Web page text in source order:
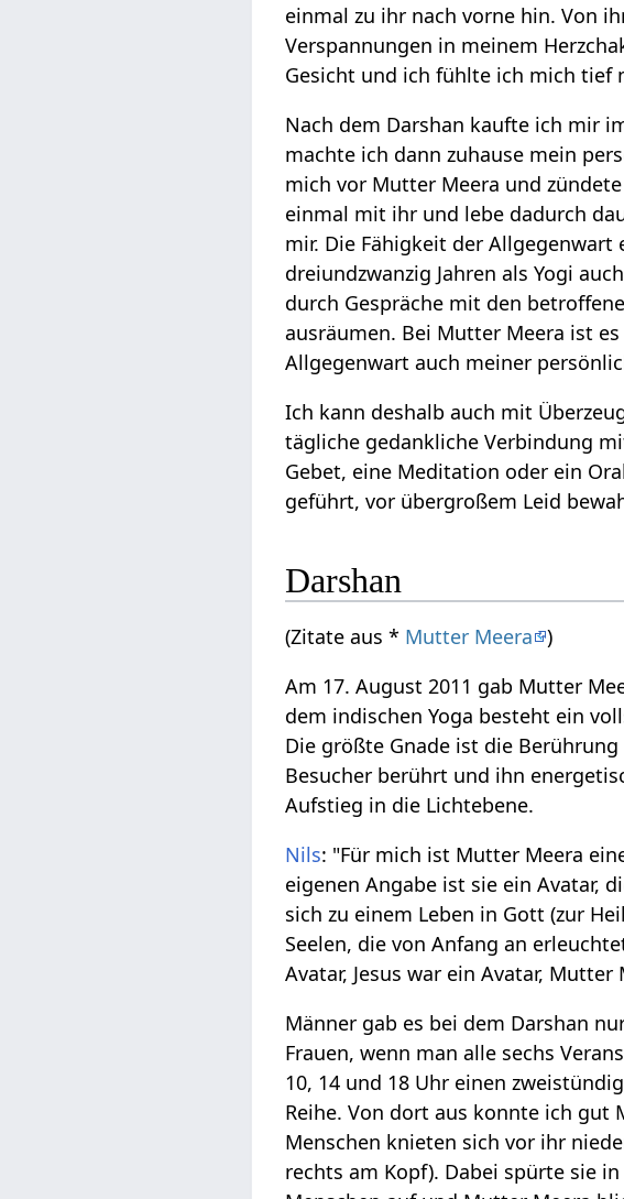
einmal zu ihr nach vorne hin. Von
Verspannungen in meinem
Gesicht und ich fühlte ich mich tief
Nach dem Darshan kaufte ich mir
machte ich dann zuhause mein
mich vor Mutter Meera und
einmal mit ihr und lebe dadurch
mir. Die Fähigkeit der
dreiundzwanzig Jahren als Yogi
durch Gespräche mit den
ausräumen. Bei Mutter Meera ist
Allgegenwart auch meiner
Ich kann deshalb auch mit
tägliche gedankliche Verbindung
Gebet, eine Meditation oder ein
geführt, vor übergroßem Leid
Darshan
(Zitate aus * Mutter Meera )
Am 17. August 2011 gab Mutter
dem indischen Yoga besteht ein
Die größte Gnade ist die
Besucher berührt und ihn
Aufstieg in die Lichtebene.
Nils: "Für mich ist Mutter Meera
eigenen Angabe ist sie ein Avatar,
sich zu einem Leben in Gott (zur
Seelen, die von Anfang an
Avatar, Jesus war ein Avatar, Mutter
Männer gab es bei dem Darshan
Frauen, wenn man alle sechs
10, 14 und 18 Uhr einen
Reihe. Von dort aus konnte ich gut
Menschen knieten sich vor ihr
rechts am Kopf). Dabei spürte sie